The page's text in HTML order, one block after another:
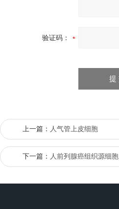
验证码：
上一篇： 人气管上皮细胞
下一篇： 人前列腺癌组织源细胞